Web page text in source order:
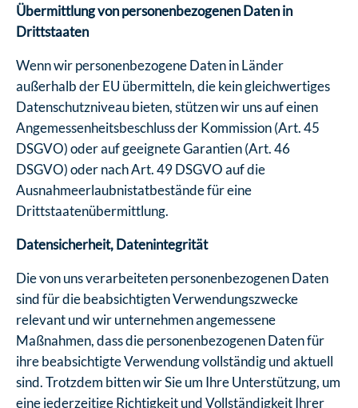
Übermittlung von personenbezogenen Daten in
Drittstaaten
Wenn wir personenbezogene Daten in Länder
außerhalb der EU übermitteln, die kein gleichwertiges
Datenschutzniveau bieten, stützen wir uns auf einen
Angemessenheitsbeschluss der Kommission (Art. 45
DSGVO) oder auf geeignete Garantien (Art. 46
DSGVO) oder nach Art. 49 DSGVO auf die
Ausnahmeerlaubnistatbestände für eine
Drittstaatenübermittlung.
Datensicherheit, Datenintegrität
Die von uns verarbeiteten personenbezogenen Daten
sind für die beabsichtigten Verwendungszwecke
relevant und wir unternehmen angemessene
Maßnahmen, dass die personenbezogenen Daten für
ihre beabsichtigte Verwendung vollständig und aktuell
sind. Trotzdem bitten wir Sie um Ihre Unterstützung, um
eine jederzeitige Richtigkeit und Vollständigkeit Ihrer